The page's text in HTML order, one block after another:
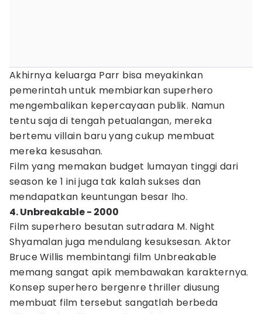
Akhirnya keluarga Parr bisa meyakinkan
pemerintah untuk membiarkan superhero
mengembalikan kepercayaan publik. Namun
tentu saja di tengah petualangan, mereka
bertemu villain baru yang cukup membuat
mereka kesusahan.
Film yang memakan budget lumayan tinggi dari
season ke 1 ini juga tak kalah sukses dan
mendapatkan keuntungan besar lho.
4. Unbreakable - 2000
Film superhero besutan sutradara M. Night
Shyamalan juga mendulang kesuksesan. Aktor
Bruce Willis membintangi film Unbreakable
memang sangat apik membawakan karakternya.
Konsep superhero bergenre thriller diusung
membuat film tersebut sangatlah berbeda